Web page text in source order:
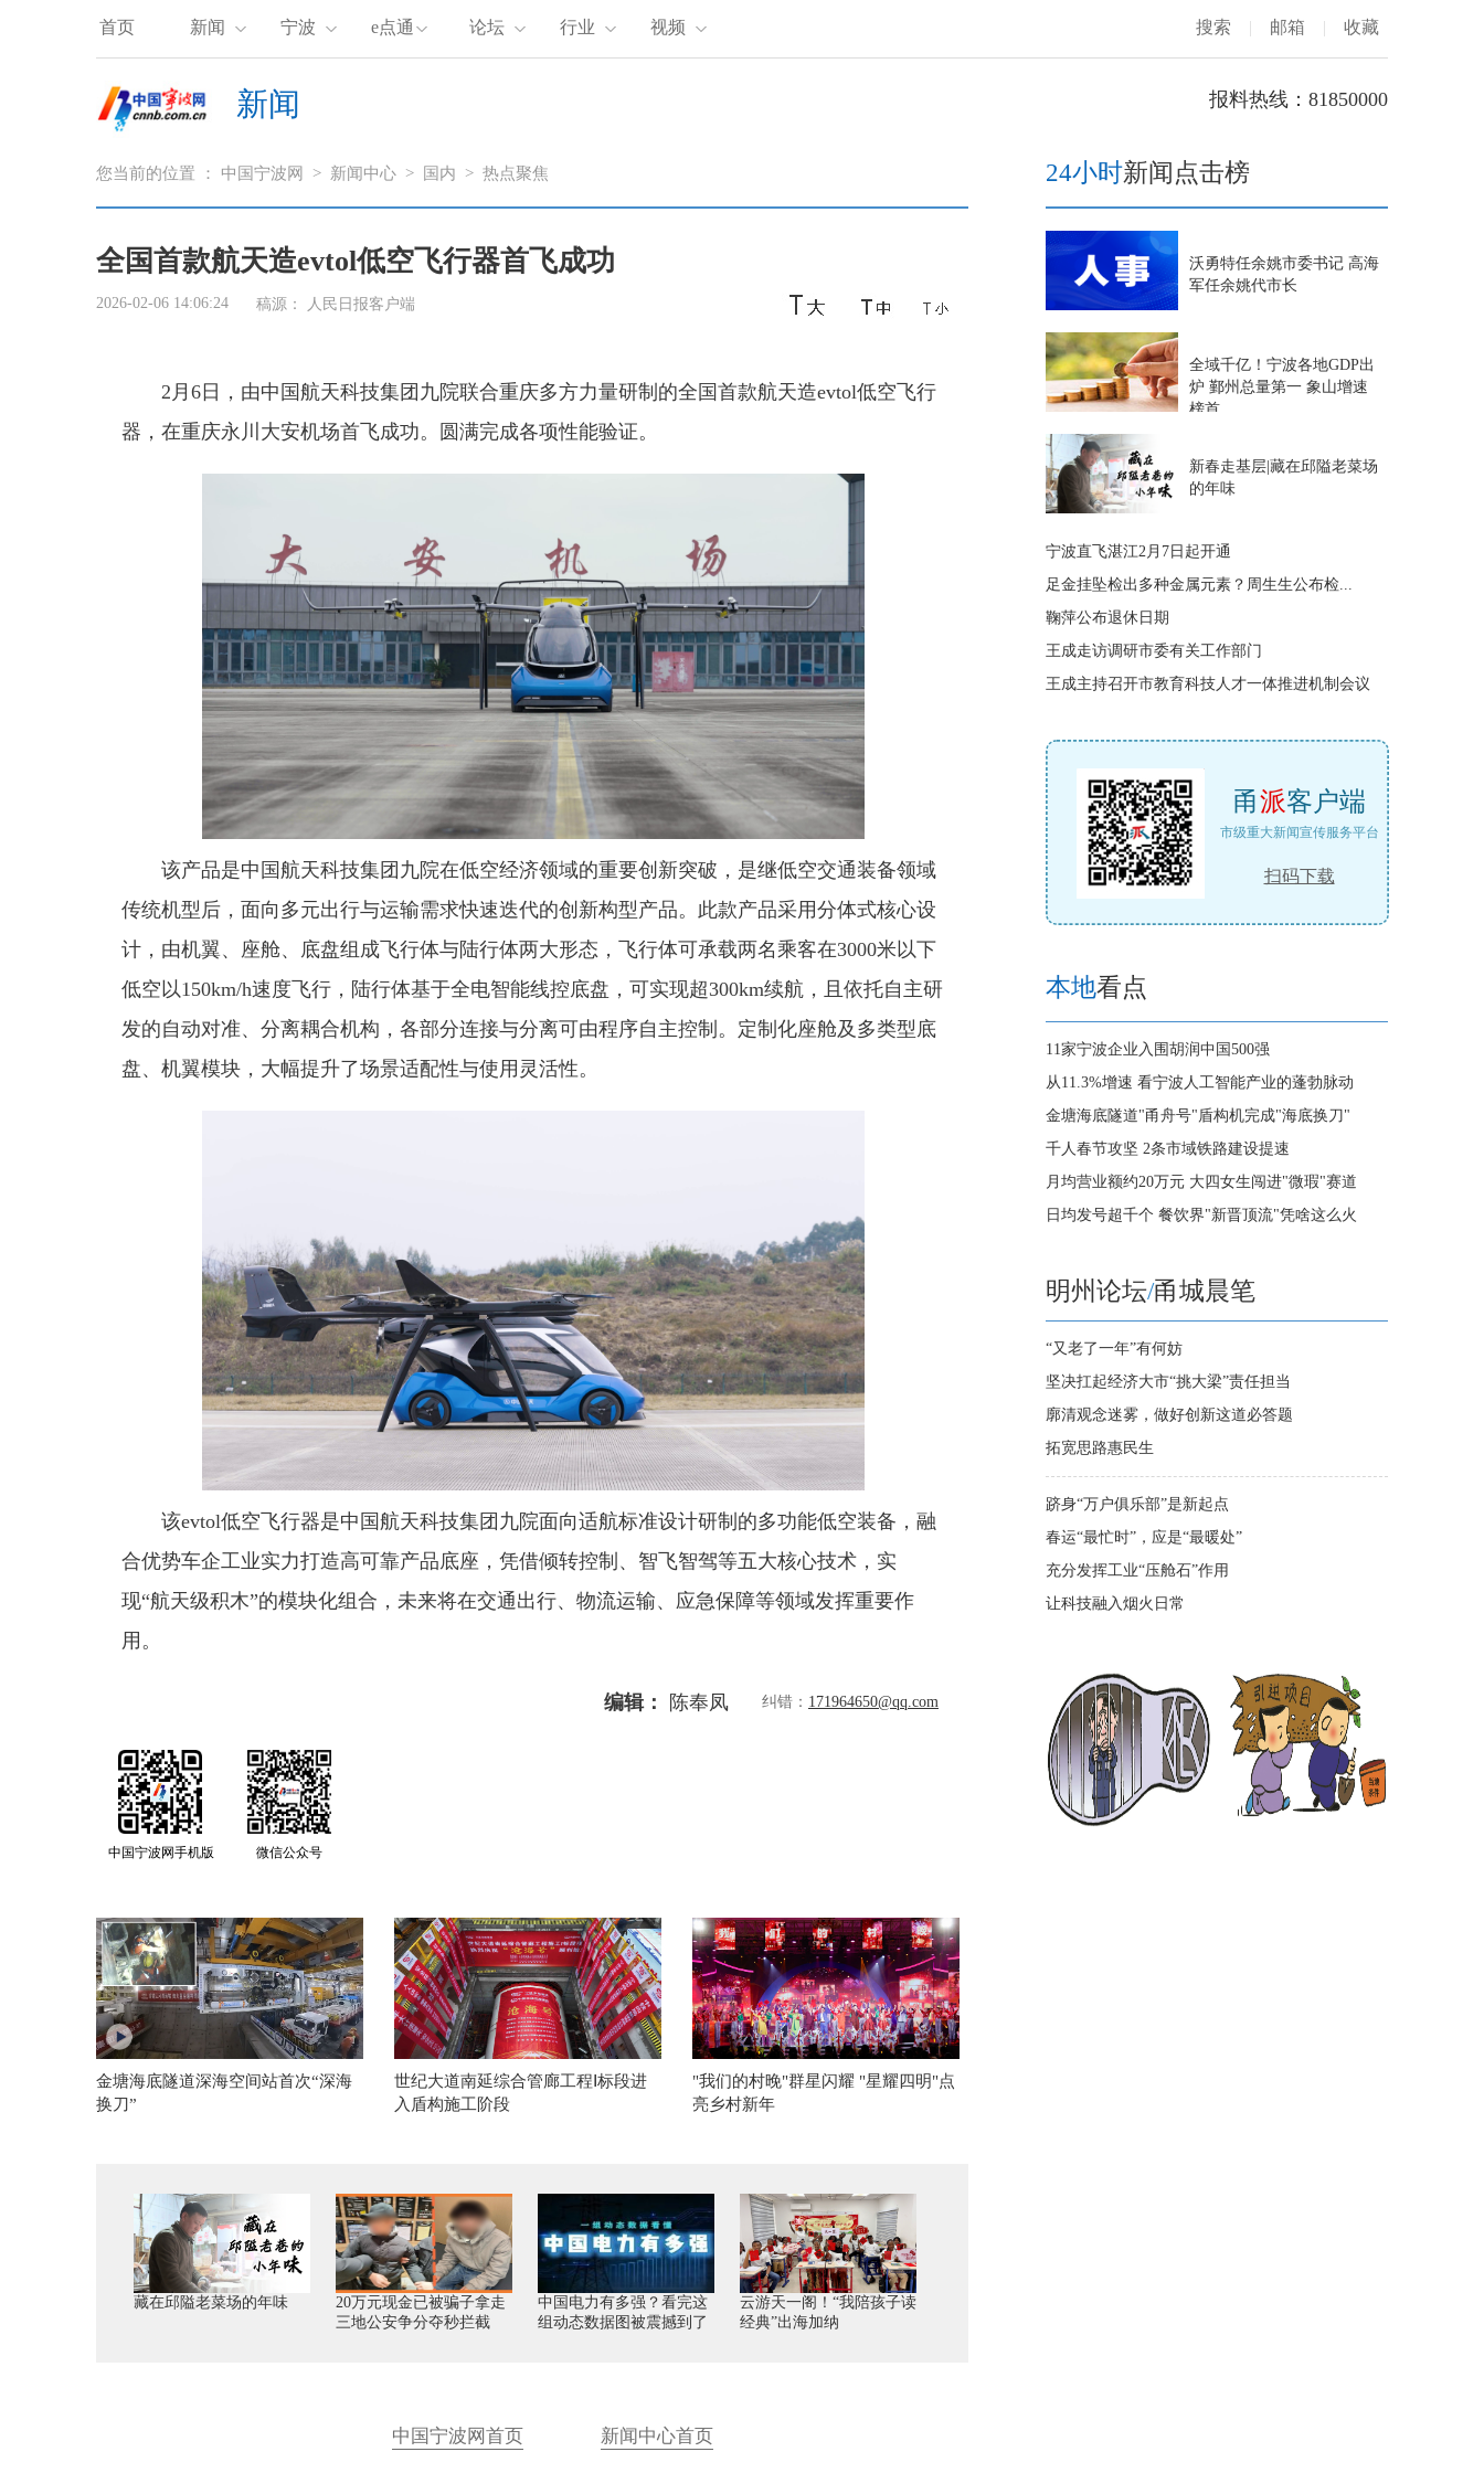
首页 新闻 宁波 e点通 论坛 行业 视频 搜索 | 邮箱 | 收藏
新闻 报料热线：81850000
您当前的位置 ： 中国宁波网 > 新闻中心 > 国内 > 热点聚焦
全国首款航天造evtol低空飞行器首飞成功
2026-02-06 14:06:24 稿源： 人民日报客户端
2月6日，由中国航天科技集团九院联合重庆多方力量研制的全国首款航天造evtol低空飞行
器，在重庆永川大安机场首飞成功。圆满完成各项性能验证。
该产品是中国航天科技集团九院在低空经济领域的重要创新突破，是继低空交通装备领域
传统机型后，面向多元出行与运输需求快速迭代的创新构型产品。此款产品采用分体式核心设
计，由机翼、座舱、底盘组成飞行体与陆行体两大形态，飞行体可承载两名乘客在3000米以下
低空以150km/h速度飞行，陆行体基于全电智能线控底盘，可实现超300km续航，且依托自主研
发的自动对准、分离耦合机构，各部分连接与分离可由程序自主控制。定制化座舱及多类型底
盘、机翼模块，大幅提升了场景适配性与使用灵活性。
该evtol低空飞行器是中国航天科技集团九院面向适航标准设计研制的多功能低空装备，融
合优势车企工业实力打造高可靠产品底座，凭借倾转控制、智飞智驾等五大核心技术，实
现“航天级积木”的模块化组合，未来将在交通出行、物流运输、应急保障等领域发挥重要作
用。
编辑： 陈奉凤 纠错： 171964650@qq.com
中国宁波网手机版 微信公众号
金塘海底隧道深海空间站首次“深海
换刀”
世纪大道南延综合管廊工程Ⅰ标段进
入盾构施工阶段
"我们的村晚"群星闪耀 "星耀四明"点
亮乡村新年
藏在邱隘老菜场的年味
20万元现金已被骗子拿走
三地公安争分夺秒拦截
中国电力有多强？看完这
组动态数据图被震撼到了
云游天一阁！“我陪孩子读
经典”出海加纳
中国宁波网首页 新闻中心首页
24小时新闻点击榜
沃勇特任余姚市委书记 高海
军任余姚代市长
全域千亿！宁波各地GDP出
炉 鄞州总量第一 象山增速
榜首
新春走基层|藏在邱隘老菜场
的年味
宁波直飞湛江2月7日起开通
足金挂坠检出多种金属元素？周生生公布检...
鞠萍公布退休日期
王成走访调研市委有关工作部门
王成主持召开市教育科技人才一体推进机制会议
甬派客户端
市级重大新闻宣传服务平台
扫码下载
本地看点
11家宁波企业入围胡润中国500强
从11.3%增速 看宁波人工智能产业的蓬勃脉动
金塘海底隧道"甬舟号"盾构机完成"海底换刀"
千人春节攻坚 2条市域铁路建设提速
月均营业额约20万元 大四女生闯进"微瑕"赛道
日均发号超千个 餐饮界"新晋顶流"凭啥这么火
明州论坛/甬城晨笔
“又老了一年”有何妨
坚决扛起经济大市“挑大梁”责任担当
廓清观念迷雾，做好创新这道必答题
拓宽思路惠民生
跻身“万户俱乐部”是新起点
春运“最忙时”，应是“最暖处”
充分发挥工业“压舱石”作用
让科技融入烟火日常